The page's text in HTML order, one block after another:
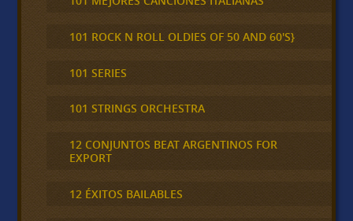
101 ROCK N ROLL OLDIES OF 50 AND 60'S}
101 SERIES
101 STRINGS ORCHESTRA
12 CONJUNTOS BEAT ARGENTINOS FOR
EXPORT
12 ÉXITOS BAILABLES